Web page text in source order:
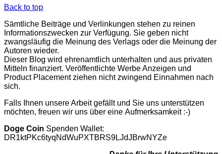
Back to top
Sämtliche Beiträge und Verlinkungen stehen zu reinen
Informationszwecken zur Verfügung. Sie geben nicht
zwangsläufig die Meinung des Verlags oder die Meinung der
Autoren wieder.
Dieser Blog wird ehrenamtlich unterhalten und aus privaten
Mitteln finanziert. Veröffentlichte Werbe Anzeigen und
Product Placement ziehen nicht zwingend Einnahmen nach
sich.
Falls Ihnen unsere Arbeit gefällt und Sie uns unterstützen
möchten, freuen wir uns über eine Aufmerksamkeit :-)
Doge Coin Spenden Wallet:
DR1ktPKc6tyqNdWuPXTBRS9LJdJBrwNYZe